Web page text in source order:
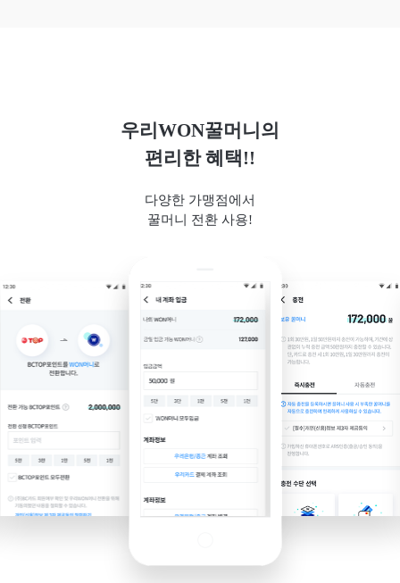
우리WON꿀머니의
편리한 혜택!!
다양한 가맹점에서
꿀머니 전환 사용!